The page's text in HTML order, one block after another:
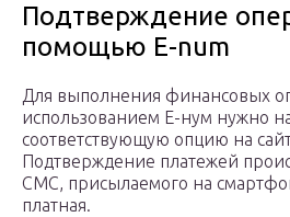
Подтверждение
помощью E-num
Для выполнения финансовых
использованием Е-нум нужно
соответствующую опцию на
Подтверждение платежей
СМС, присылаемого на
платная.